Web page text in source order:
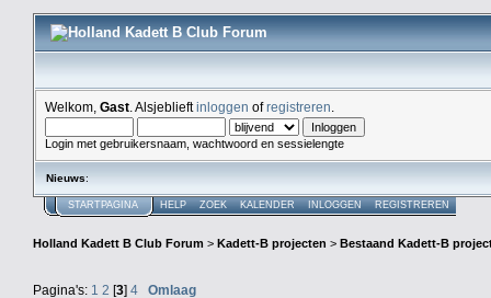
Welkom, Gast . Alsjeblieftinloggen ofregistreren
Login met gebruikersnaam, wachtwoord en sessielengte
Nieuws:
STARTPAGINA HELP ZOEK KALENDER INLOGGEN REGISTREREN
Holland Kadett B Club Forum > Kadett-B projecten > Bestaand Kadett-B
Pagina's: 1 2 [3] 4
Omlaag